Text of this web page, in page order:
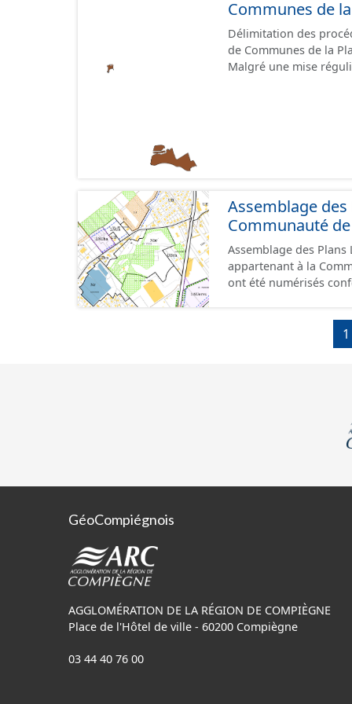
Communes de
Délimitation des
de Communes de la
Malgré une mise
Assemblage
Communauté
Assemblage des
appartenant à la
ont été numérisés
rappelé que seuls
1
GéoCompiégnois
AGGLOMÉRATION DE LA RÉGION DE COMPIÈGNE
Place de l'Hôtel de ville - 60200 Compiègne
03 44 40 76 00